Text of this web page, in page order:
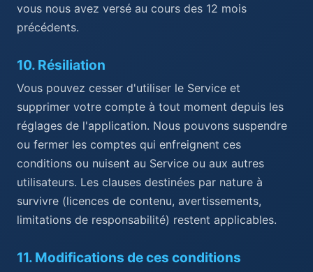
vous nous avez versé au cours des 12 mois
précédents.
10. Résiliation
Vous pouvez cesser d'utiliser le Service et
supprimer votre compte à tout moment depuis les
réglages de l'application. Nous pouvons suspendre
ou fermer les comptes qui enfreignent ces
conditions ou nuisent au Service ou aux autres
utilisateurs. Les clauses destinées par nature à
survivre (licences de contenu, avertissements,
limitations de responsabilité) restent applicables.
11. Modifications de ces conditions